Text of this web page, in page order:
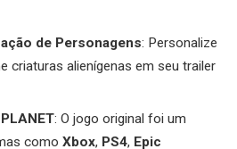
de Personagens: Personalize
criaturas alienígenas em seu trailer
: O jogo original foi um
como Xbox, PS4, Epic